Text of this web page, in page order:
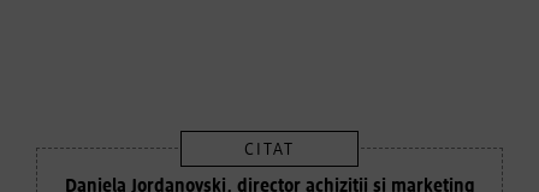
Daniela Jordanovski, director achiziții și marketing